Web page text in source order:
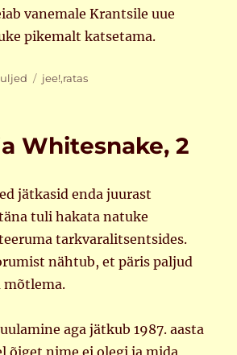
vanemale Krantsile uue
pikemalt katsetama.
Sildid
jee!,ratas
Whitesnake, 2
jätkasid enda juurast
tuli hakata natuke
tarkvaralitsentsides.
nähtub, et päris paljud
mõtlema.
aga jätkub 1987. aasta
õiget nime ei olegi ja mida